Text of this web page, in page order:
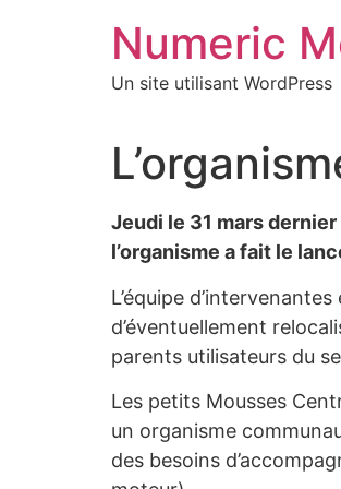
Numeric
Un site utilisant WordPress
Jeudi le 31 mars
l’organisme a fait le
L’équipe
d’éventuellement
parents utilisateurs du
Les petits Mousses
un organisme
des besoins